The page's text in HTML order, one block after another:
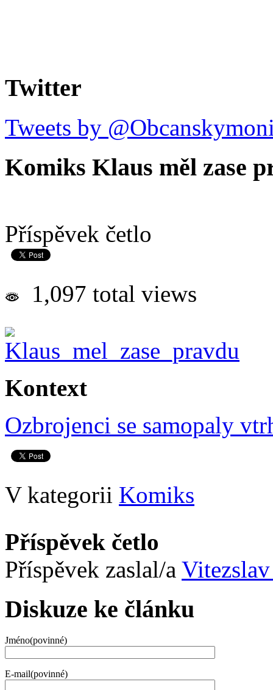
Twitter
Tweets by
Komiks Klaus měl zase
Příspěvek četlo
1,097 total views
Kontext
Ozbrojenci se samopaly
V kategorii Komiks
Příspěvek četlo
Příspěvek zaslal/a
Diskuze ke článku
Jméno(povinné)
E-mail(povinné)